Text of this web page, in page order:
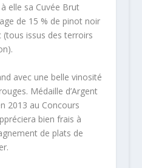
elle sa Cuvée Brut
de 15 % de pinot noir
(tous issus des terroirs
avec une belle vinosité
Médaille d’Argent
2013 au Concours
bien frais à
de plats de